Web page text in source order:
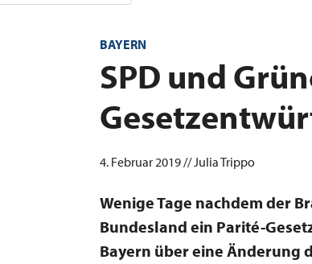
BAYERN
SPD und
4. Februar 2019 // Julia Trippo
Wenige Tage nachdem der
Bundesland ein Parité-
Bayern über eine Änderung